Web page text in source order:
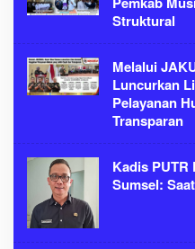
Struktural
Melalui
Luncurkan
Pelayanan
Transparan
Kadis PUTR
Sumsel: